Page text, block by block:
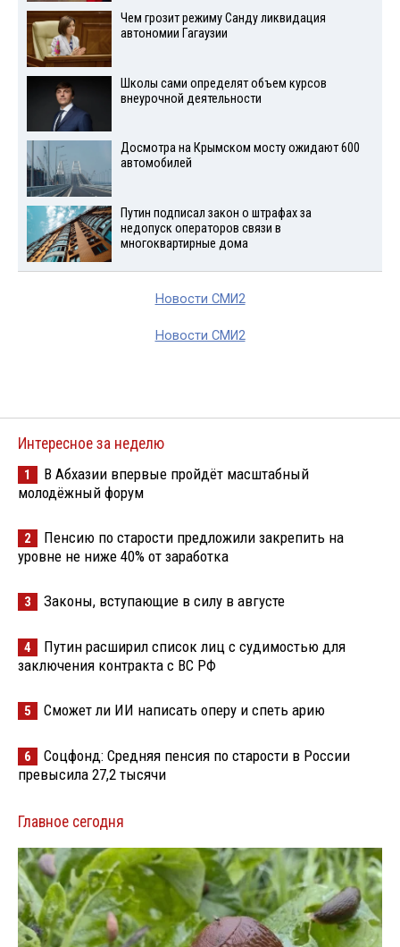
Чем грозит режиму Санду ликвидация
автономии Гагаузии
Школы сами определят объем курсов
внеурочной деятельности
Досмотра на Крымском мосту ожидают 600
автомобилей
Путин подписал закон о штрафах за
недопуск операторов связи в
многоквартирные дома
Новости СМИ2
Новости СМИ2
Интересное за неделю
1
В Абхазии впервые пройдёт масштабный
молодёжный форум
2
Пенсию по старости предложили закрепить на
уровне не ниже 40% от заработка
3 Законы, вступающие в силу в августе
4
Путин расширил список лиц с судимостью для
заключения контракта с ВС РФ
5 Сможет ли ИИ написать оперу и спеть арию
6
Соцфонд: Средняя пенсия по старости в России
превысила 27,2 тысячи
Главное сегодня